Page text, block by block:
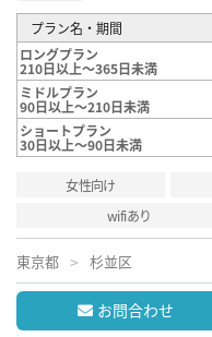
プラン名・期間
ロングプラン
210日以上～365日未満
ミドルプラン
90日以上～210日未満
ショートプラン
30日以上～90日未満
女性向け
wifiあり
東京都 杉並区
お問合わせ